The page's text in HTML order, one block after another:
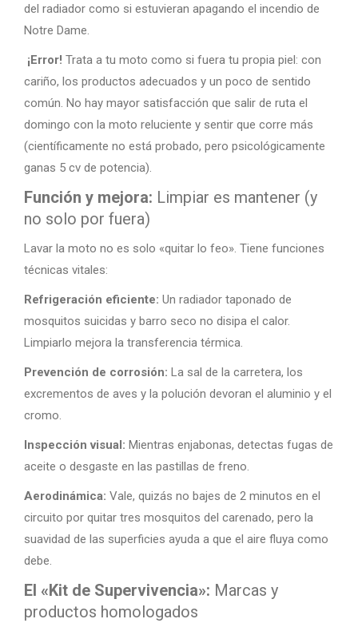
del radiador como si estuvieran apagando el incendio de
Notre Dame.
¡Error! Trata a tu moto como si fuera tu propia piel: con
cariño, los productos adecuados y un poco de sentido
común. No hay mayor satisfacción que salir de ruta el
domingo con la moto reluciente y sentir que corre más
(científicamente no está probado, pero psicológicamente
ganas 5 cv de potencia).
Función y mejora: Limpiar es mantener (y
no solo por fuera)
Lavar la moto no es solo «quitar lo feo». Tiene funciones
técnicas vitales:
Refrigeración eficiente: Un radiador taponado de
mosquitos suicidas y barro seco no disipa el calor.
Limpiarlo mejora la transferencia térmica.
Prevención de corrosión: La sal de la carretera, los
excrementos de aves y la polución devoran el aluminio y el
cromo.
Inspección visual: Mientras enjabonas, detectas fugas de
aceite o desgaste en las pastillas de freno.
Aerodinámica: Vale, quizás no bajes de 2 minutos en el
circuito por quitar tres mosquitos del carenado, pero la
suavidad de las superficies ayuda a que el aire fluya como
debe.
El «Kit de Supervivencia»: Marcas y
productos homologados